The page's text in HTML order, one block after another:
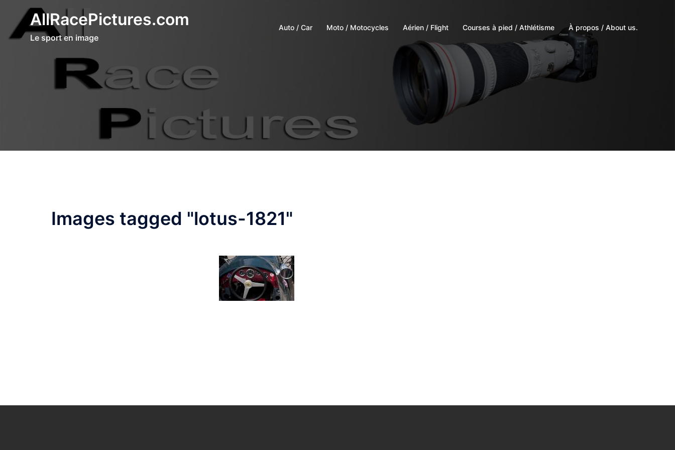
contenu
AllRacePictures.com
Le sport en image
Auto / Car Moto / Motocycles Aérien / Flight Courses à pied / Athlétisme À propos / About us.
Images tagged "lotus-1821"